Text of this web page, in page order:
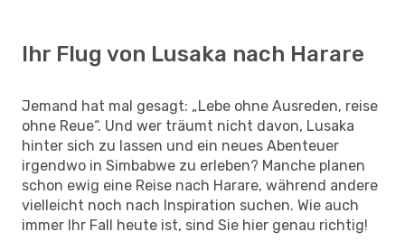
Ihr Flug von Lusaka nach Harare
Jemand hat mal gesagt: „Lebe ohne Ausreden, reise
ohne Reue“. Und wer träumt nicht davon, Lusaka
hinter sich zu lassen und ein neues Abenteuer
irgendwo in Simbabwe zu erleben? Manche planen
schon ewig eine Reise nach Harare, während andere
vielleicht noch nach Inspiration suchen. Wie auch
immer Ihr Fall heute ist, sind Sie hier genau richtig!